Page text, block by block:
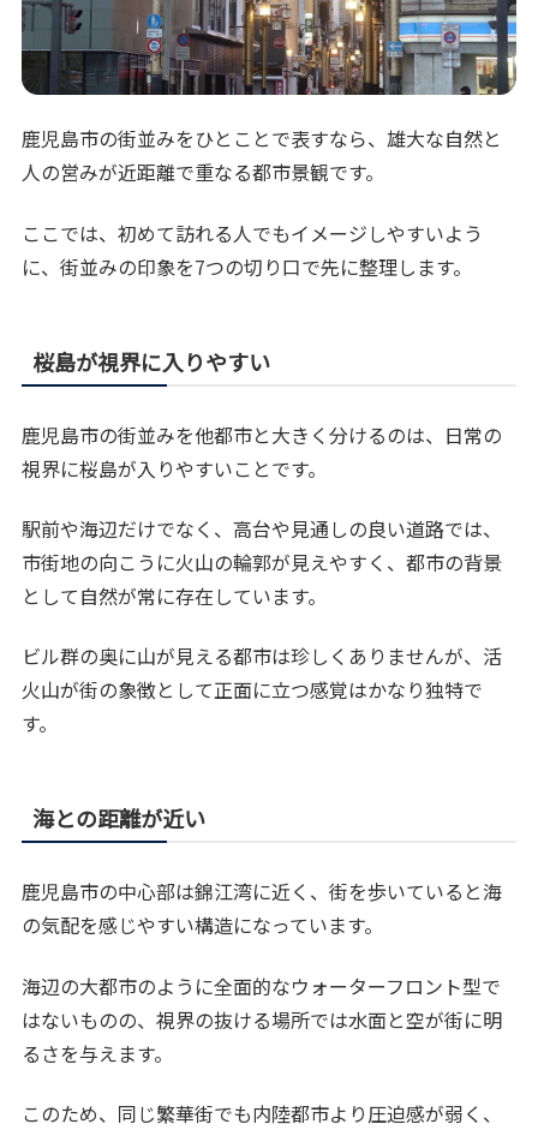
鹿児島市の街並みをひとことで表すなら、雄大な自然と
人の営みが近距離で重なる都市景観です。
ここでは、初めて訪れる人でもイメージしやすいよう
に、街並みの印象を7つの切り口で先に整理します。
桜島が視界に入りやすい
鹿児島市の街並みを他都市と大きく分けるのは、日常の
視界に桜島が入りやすいことです。
駅前や海辺だけでなく、高台や見通しの良い道路では、
市街地の向こうに火山の輪郭が見えやすく、都市の背景
として自然が常に存在しています。
ビル群の奥に山が見える都市は珍しくありませんが、活
火山が街の象徴として正面に立つ感覚はかなり独特で
す。
海との距離が近い
鹿児島市の中心部は錦江湾に近く、街を歩いていると海
の気配を感じやすい構造になっています。
海辺の大都市のように全面的なウォーターフロント型で
はないものの、視界の抜ける場所では水面と空が街に明
るさを与えます。
このため、同じ繁華街でも内陸都市より圧迫感が弱く、